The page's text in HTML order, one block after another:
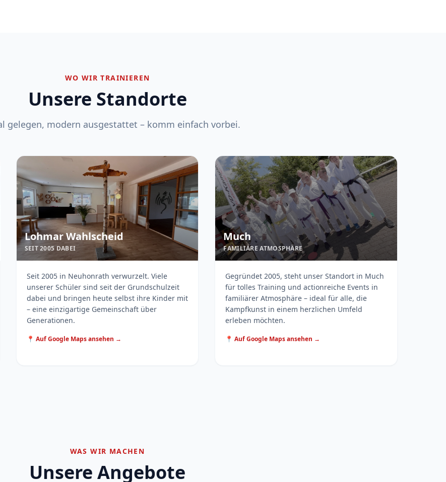
WO WIR TRAINIEREN
Unsere Standorte
gelegen, modern ausgestattet – komm einfach vorbei.
Lohmar Wahlscheid
SEIT 2005 DABEI
Seit 2005 in Neuhonrath verwurzelt. Viele
unserer Schüler sind seit der Grundschulzeit
dabei und bringen heute selbst ihre Kinder mit
– eine einzigartige Gemeinschaft über
Generationen.
📍 Auf Google Maps ansehen →
Much
FAMILIÄRE ATMOSPHÄRE
Gegründet 2005, steht unser Standort in Much
für tolles Training und actionreiche Events in
familiärer Atmosphäre – ideal für alle, die
Kampfkunst in einem herzlichen Umfeld
erleben möchten.
📍 Auf Google Maps ansehen →
WAS WIR MACHEN
Unsere Angebote